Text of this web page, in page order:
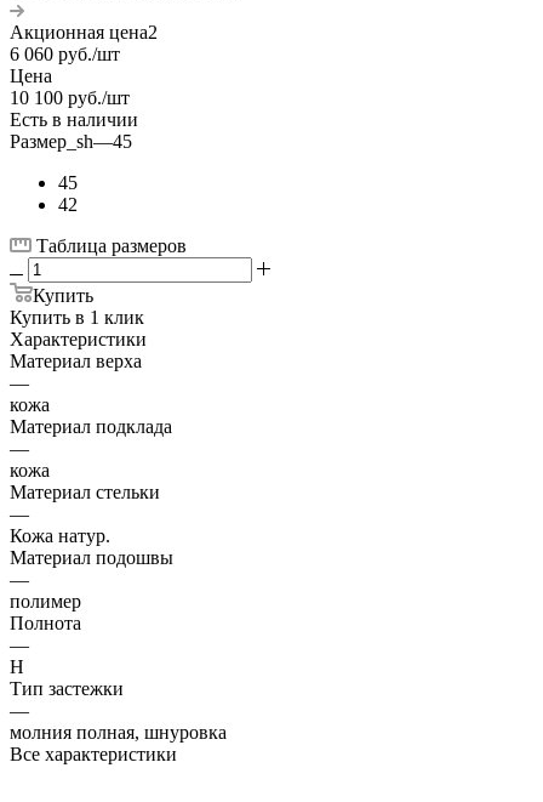
Акционная цена2
6 060 руб./шт
Цена
10 100 руб./шт
Есть в наличии
Размер_sh—45
45
42
Таблица размеров
Купить
Купить в 1 клик
Характеристики
Материал верха
—
кожа
Материал подклада
—
кожа
Материал стельки
—
Кожа натур.
Материал подошвы
—
полимер
Полнота
—
H
Тип застежки
—
молния полная, шнуровка
Все характеристики